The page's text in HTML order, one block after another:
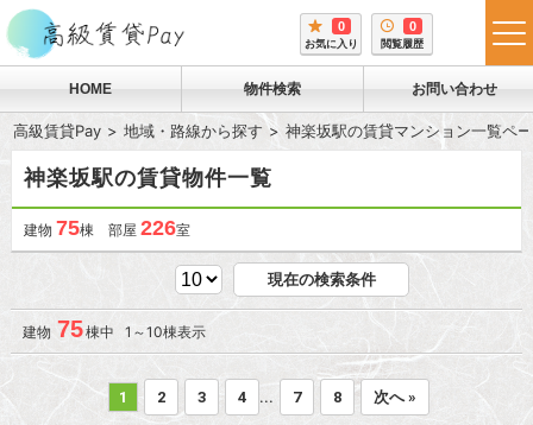
0
お気に入り
0
閲覧履歴
HOME 物件検索 お問い合わせ
高級賃貸Pay 地域・路線から探す 神楽坂駅の賃貸マンション一覧ペ
神楽坂駅の賃貸物件一覧
建物 75棟 部屋 226室
現在の検索条件
建物 75棟中 1～10棟表示
1 2 3 4 ... 7 8 次へ »